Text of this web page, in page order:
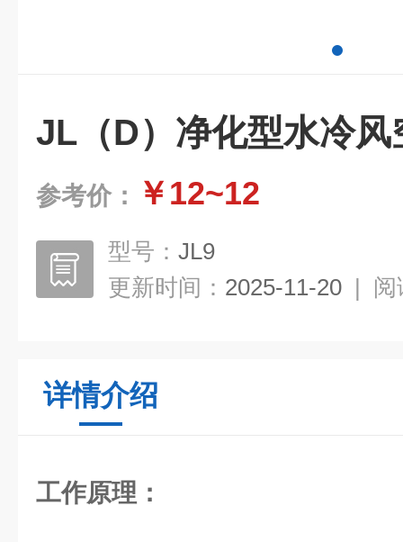
JL（D）净化型水冷风
参考价： ￥12~12
型号： JL9
更新时间： 2025-11-20 | 阅
详情介绍
工作原理：